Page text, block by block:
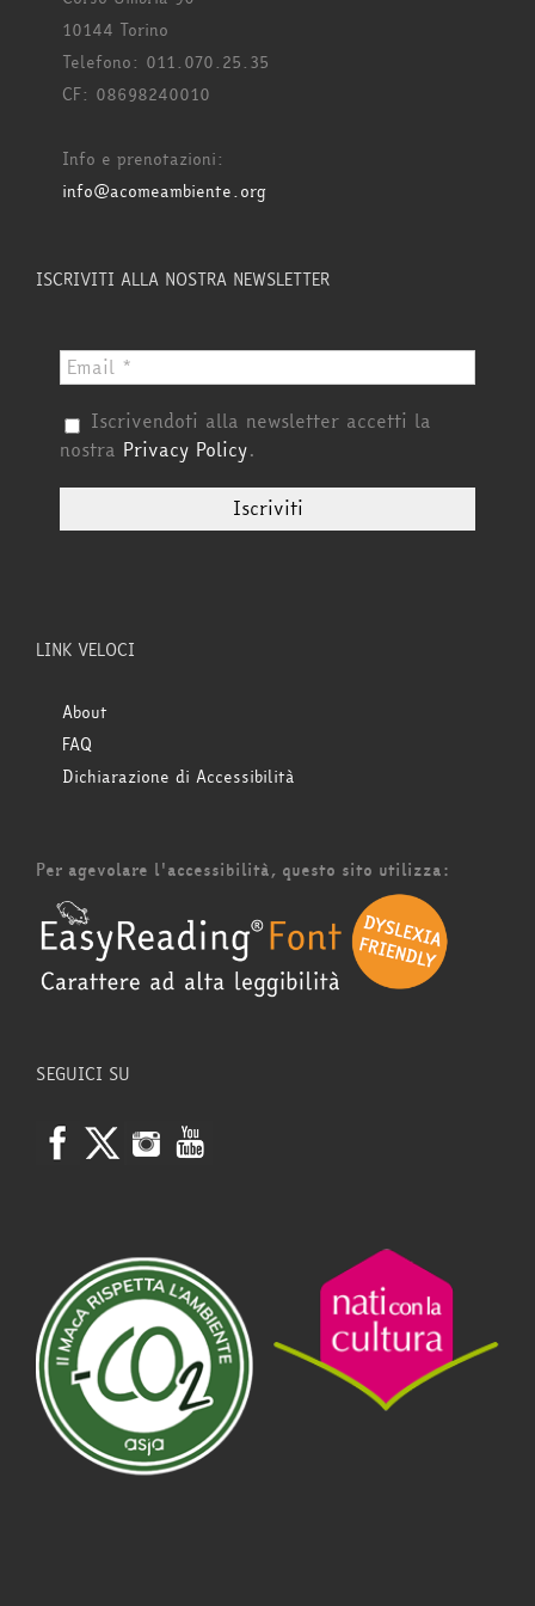
10144 Torino
Telefono: 011.070.25.35
CF: 08698240010
Info e prenotazioni:
info@acomeambiente.org
ISCRIVITI ALLA NOSTRA NEWSLETTER
Iscrivendoti alla newsletter accetti la
nostra Privacy Policy.
LINK VELOCI
About
FAQ
Dichiarazione di Accessibilità
Per agevolare l'accessibilità, questo sito utilizza:
SEGUICI SU